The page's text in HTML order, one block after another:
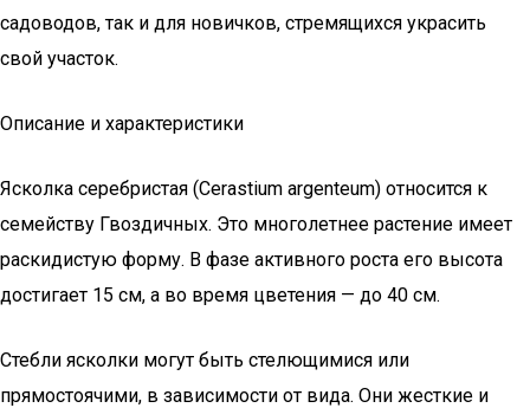
садоводов, так и для новичков, стремящихся украсить
свой участок.
Описание и характеристики
Ясколка серебристая (Cerastium argenteum) относится к
семейству Гвоздичных. Это многолетнее растение имеет
раскидистую форму. В фазе активного роста его высота
достигает 15 см, а во время цветения — до 40 см.
Стебли ясколки могут быть стелющимися или
прямостоячими, в зависимости от вида. Они жесткие и